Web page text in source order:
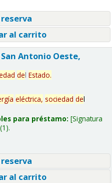
al carrito
Antonio Oeste,
del Estado.
eléctrica, sociedad del
para préstamo: Signatura
(1).
al carrito